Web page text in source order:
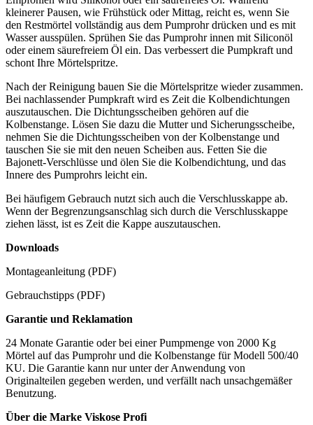
kleinerer Pausen, wie Frühstück oder Mittag, reicht es, wenn Sie
den Restmörtel vollständig aus dem Pumprohr drücken und es mit
Wasser ausspülen. Sprühen Sie das Pumprohr innen mit Siliconöl
oder einem säurefreiem Öl ein. Das verbessert die Pumpkraft und
schont Ihre Mörtelspritze.
Nach der Reinigung bauen Sie die Mörtelspritze wieder zusammen.
Bei nachlassender Pumpkraft wird es Zeit die Kolbendichtungen
auszutauschen. Die Dichtungsscheiben gehören auf die
Kolbenstange. Lösen Sie dazu die Mutter und Sicherungsscheibe,
nehmen Sie die Dichtungsscheiben von der Kolbenstange und
tauschen Sie sie mit den neuen Scheiben aus. Fetten Sie die
Bajonett-Verschlüsse und ölen Sie die Kolbendichtung, und das
Innere des Pumprohrs leicht ein.
Bei häufigem Gebrauch nutzt sich auch die Verschlusskappe ab.
Wenn der Begrenzungsanschlag sich durch die Verschlusskappe
ziehen lässt, ist es Zeit die Kappe auszutauschen.
Downloads
Montageanleitung (PDF)
Gebrauchstipps (PDF)
Garantie und Reklamation
24 Monate Garantie oder bei einer Pumpmenge von 2000 Kg
Mörtel auf das Pumprohr und die Kolbenstange für Modell 500/40
KU. Die Garantie kann nur unter der Anwendung von
Originalteilen gegeben werden, und verfällt nach unsachgemäßer
Benutzung.
Über die Marke Viskose Profi